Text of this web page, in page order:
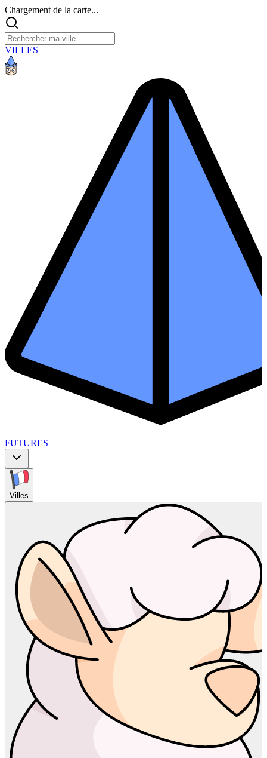
Chargement de la carte...
VILLES
FUTURES
Villes